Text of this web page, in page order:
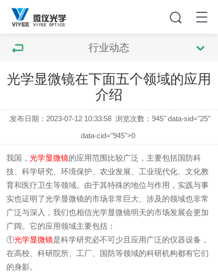
行业动态
光学显微镜在下面五个领域的应用
介绍
发布日期：2023-07-12 10:33:58 浏览次数：945" data-sid="25"
data-cid="945">0
我国，光学显微镜的应用范围比较广泛，主要包括国防科
技、科学研究、环境保护、农业发展、工业现代化、文化教
育和医疗卫生等领域。由于其特殊的地位与作用，实践与事
实也证明了光学显微镜的市场非常巨大、涉及的领域也非常
广泛与深入，我们也相信光学显微镜明天的市场发展会更加
广阔。它的应用领域主要包括：
①光学显微镜是科学研究必不可少且应用广泛的仪器设备，
在高校、科研院所、工厂、国防等领域的科研机构都有它们
的身影。